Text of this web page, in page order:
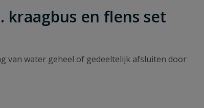
kraagbus en flens set
van water geheel of gedeeltelijk afsluiten door